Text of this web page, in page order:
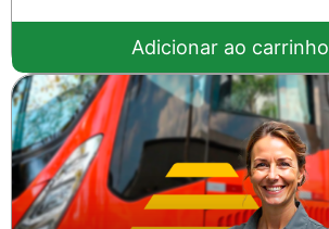
Adicionar ao carrinho